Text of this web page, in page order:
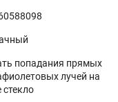
попадания прямых
лучей на
стекло